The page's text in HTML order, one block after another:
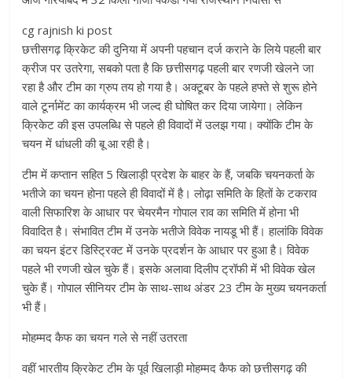
cg rajnish ki post
छत्तीसगढ़ क्रिकेट की दुनिया में अपनी पहचान दर्ज कराने के लिये पहली बार
क्रीज पर उतरेगा, सबको पता है कि छत्तीसगढ़ पहली बार रणजी खेलने जा
रहा है और टीम का ग्रुप तय हो गया है। अक्टूबर के पहले हफ्ते से शुरू होने
वाले टूर्नामेंट का कार्यक्रम भी जल्द ही घोषित कर दिया जायेगा। लेकिन
क्रिकेट की इस उपलब्धि से पहले ही विवादों में उलझ गया। क्योंकि टीम के
चयन में धांधली की बू आ रही है।
टीम में कप्तान सहित 5 खिलाड़ी प्रदेश के बाहर के हैं, जबकि चयनकर्ता के
भतीजे का चयन होना पहले ही विवादों में है। लोढ़ा समिति के हितों के टकराव
वाली सिफारिश के आधार पर चेयरमैन गोपाल राव का समिति में होना भी
विवादित है। संभावित टीम में उनके भतीजे विवेक नायडू भी हैं। हालांकि विवेक
का चयन इंटर डिस्ट्रिक्ट में उनके प्रदर्शन के आधार पर हुआ है। विवेक
पहले भी रणजी खेल चुके हैं। इसके अलावा दिलीप ट्रॉफी में भी विवेक खेल
चुके हैं। गोपाल सीनियर टीम के साथ-साथ अंडर 23 टीम के मुख्य चयनकर्ता
भी हैं।
मोहम्मद कैफ का चयन गले से नहीं उतरता
वहीं भारतीय क्रिकेट टीम के पूर्व खिलाड़ी मोहम्मद कैफ को छत्तीसगढ़ की